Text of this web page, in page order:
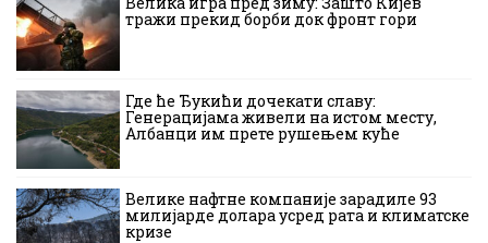
тражи прекид борби док фронт гори
Где ће Ђукићи дочекати славу:
Генерацијама живели на истом месту,
Албанци им прете рушењем куће
Велике нафтне компаније зарадиле 93
милијарде долара усред рата и климатске
кризе